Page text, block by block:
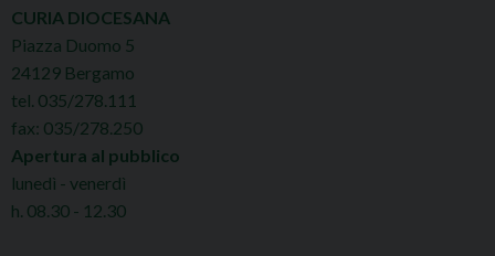
CURIA DIOCESANA
Piazza Duomo 5
24129 Bergamo
tel. 035/278.111
fax: 035/278.250
Apertura al pubblico
lunedì - venerdì
h. 08.30 - 12.30